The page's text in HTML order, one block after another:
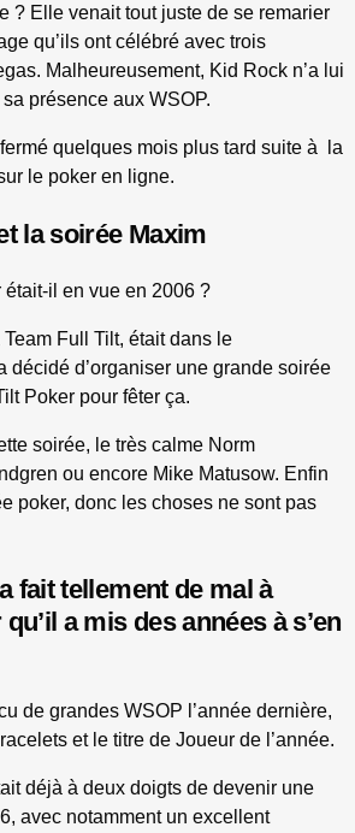
? Elle venait tout juste de se remarier
qu’ils ont célébré avec trois
Malheureusement, Kid Rock n’a lui
présence aux WSOP.
quelques mois plus tard suite à la
le poker en ligne.
la soirée Maxim
il en vue en 2006 ?
Full Tilt, était dans le
décidé d’organiser une grande soirée
Poker pour fêter ça.
soirée, le très calme Norm
ou encore Mike Matusow. Enfin
poker, donc les choses ne sont pas
fait tellement de mal à
a mis des années à s’en
de grandes WSOP l’année dernière,
et le titre de Joueur de l’année.
déjà à deux doigts de devenir une
avec notamment un excellent